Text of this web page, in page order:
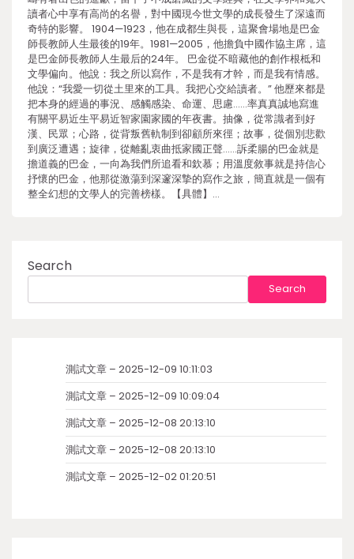
讀者心中享有高尚的名譽，對中國現今世文學的成長發生了深遠而
奇特的影響。 1904—1923，他在成都生與長，這聚會場地是巴金
師長教師人生最後的19年。1981—2005，他擔負中國作協主席，這
是巴金師長教師人生最后的24年。 巴金從不暗藏他的創作根柢和
文學偏向。他說：我之所以寫作，不是我有才幹，而是我有情感。
他說：“我愛一切從土里來的工具。我把心交給讀者。” 他歷來都是
把本身的經過的事況、感觸感染、命運、思慮……率真真誠地寫進
有關平易近生平易近智家園家國的年夜書。抽像，從常識者到好
漢、民眾；心路，從背叛舊軌制到卻顧所來徑；故事，從個別悲歡
到廣泛遭遇；旋律，從離亂衷曲抵家國正聲……訴柔腸的巴金就是
擔道義的巴金，一向為我們所追看和欽慕；用溫度敘事就是持信心
抒懷的巴金，他那從激蕩到深邃深摯的寫作之旅，簡直就是一個有
整全幻想的文學人的完善榜樣。【具體】…
Search
Search
測試文章 – 2025-12-09 10:11:03
測試文章 – 2025-12-09 10:09:04
測試文章 – 2025-12-08 20:13:10
測試文章 – 2025-12-08 20:13:10
測試文章 – 2025-12-02 01:20:51